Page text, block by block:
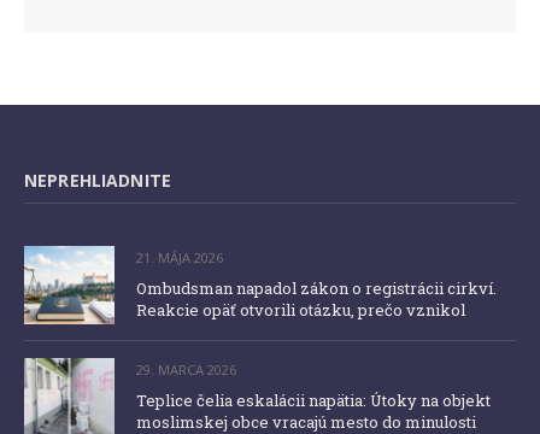
NEPREHLIADNITE
21. MÁJA 2026
Ombudsman napadol zákon o registrácii cirkví.
Reakcie opäť otvorili otázku, prečo vznikol
29. MARCA 2026
Teplice čelia eskalácii napätia: Útoky na objekt
moslimskej obce vracajú mesto do minulosti